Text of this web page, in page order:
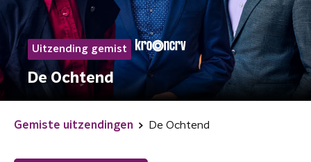
Uitzending gemist
De Ochtend
Gemiste uitzendingen De Ochtend